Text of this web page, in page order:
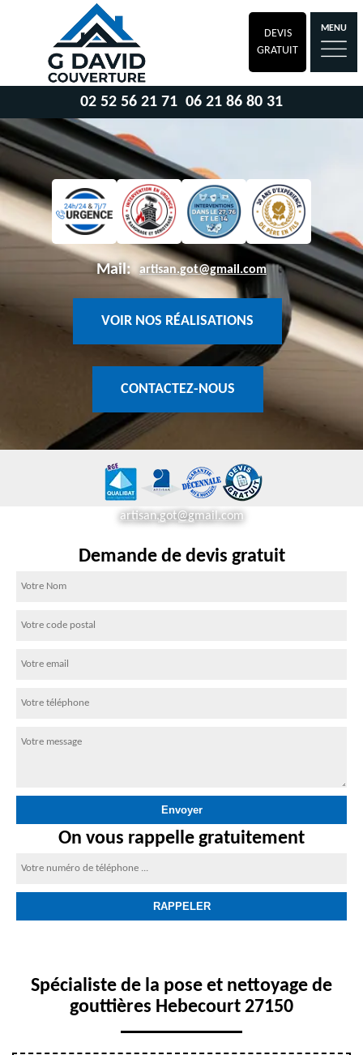
DEVIS
GRATUIT
MENU
02 52 56 21 71 06 21 86 80 31
Mail: artisan.got@gmail.com
VOIR NOS RÉALISATIONS
CONTACTEZ-NOUS
artisan.got@gmail.com
Demande de devis gratuit
On vous rappelle gratuitement
Spécialiste de la pose et nettoyage de
gouttières Hebecourt 27150